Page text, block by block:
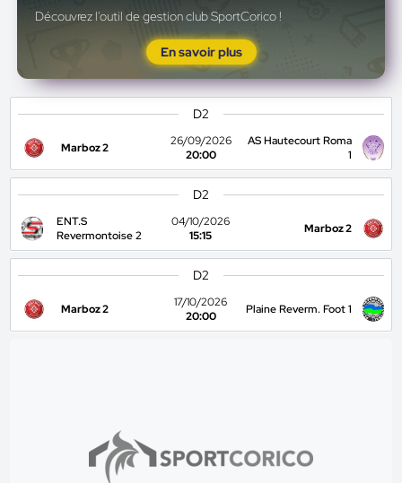
Découvrez l'outil de gestion club SportCorico !
En savoir plus
D2
Marboz 2
26/09/2026
20:00
AS Hautecourt Roma
1
D2
ENT.S
Revermontoise 2
04/10/2026
15:15
Marboz 2
D2
Marboz 2
17/10/2026
20:00
Plaine Reverm. Foot 1